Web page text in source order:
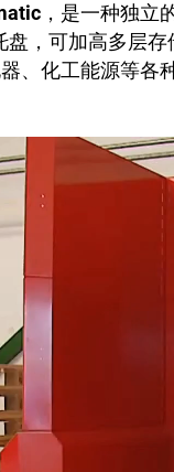
，是一种独立
，可加高多层
、化工能源等